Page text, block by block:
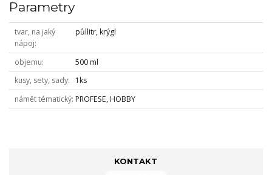
Parametry
tvar, na jaký
nápoj
půllitr, krýgl
objemu
500 ml
kusy, sety, sady
1ks
námět tématický PROFESE, HOBBY
KONTAKT